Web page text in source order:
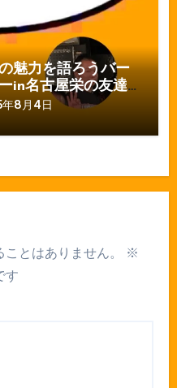
魅力を語ろうバー
in名古屋栄の友達
ー
8月4日
とはありません。
※
す